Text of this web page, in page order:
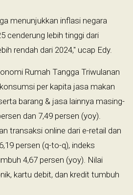
menunjukkan inflasi negara
cenderung lebih tinggi dari
rendah dari 2024," ucap Edy.
Rumah Tangga Triwulanan
per kapita jasa makan
barang & jasa lainnya masing-
dan 7,49 persen (yoy).
transaksi online dari e-retail dan
persen (q-to-q), indeks
4,67 persen (yoy). Nilai
kartu debit, dan kredit tumbuh